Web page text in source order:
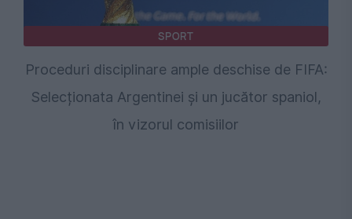
SPORT
Proceduri disciplinare ample deschise de FIFA:
Selecționata Argentinei și un jucător spaniol,
în vizorul comisiilor